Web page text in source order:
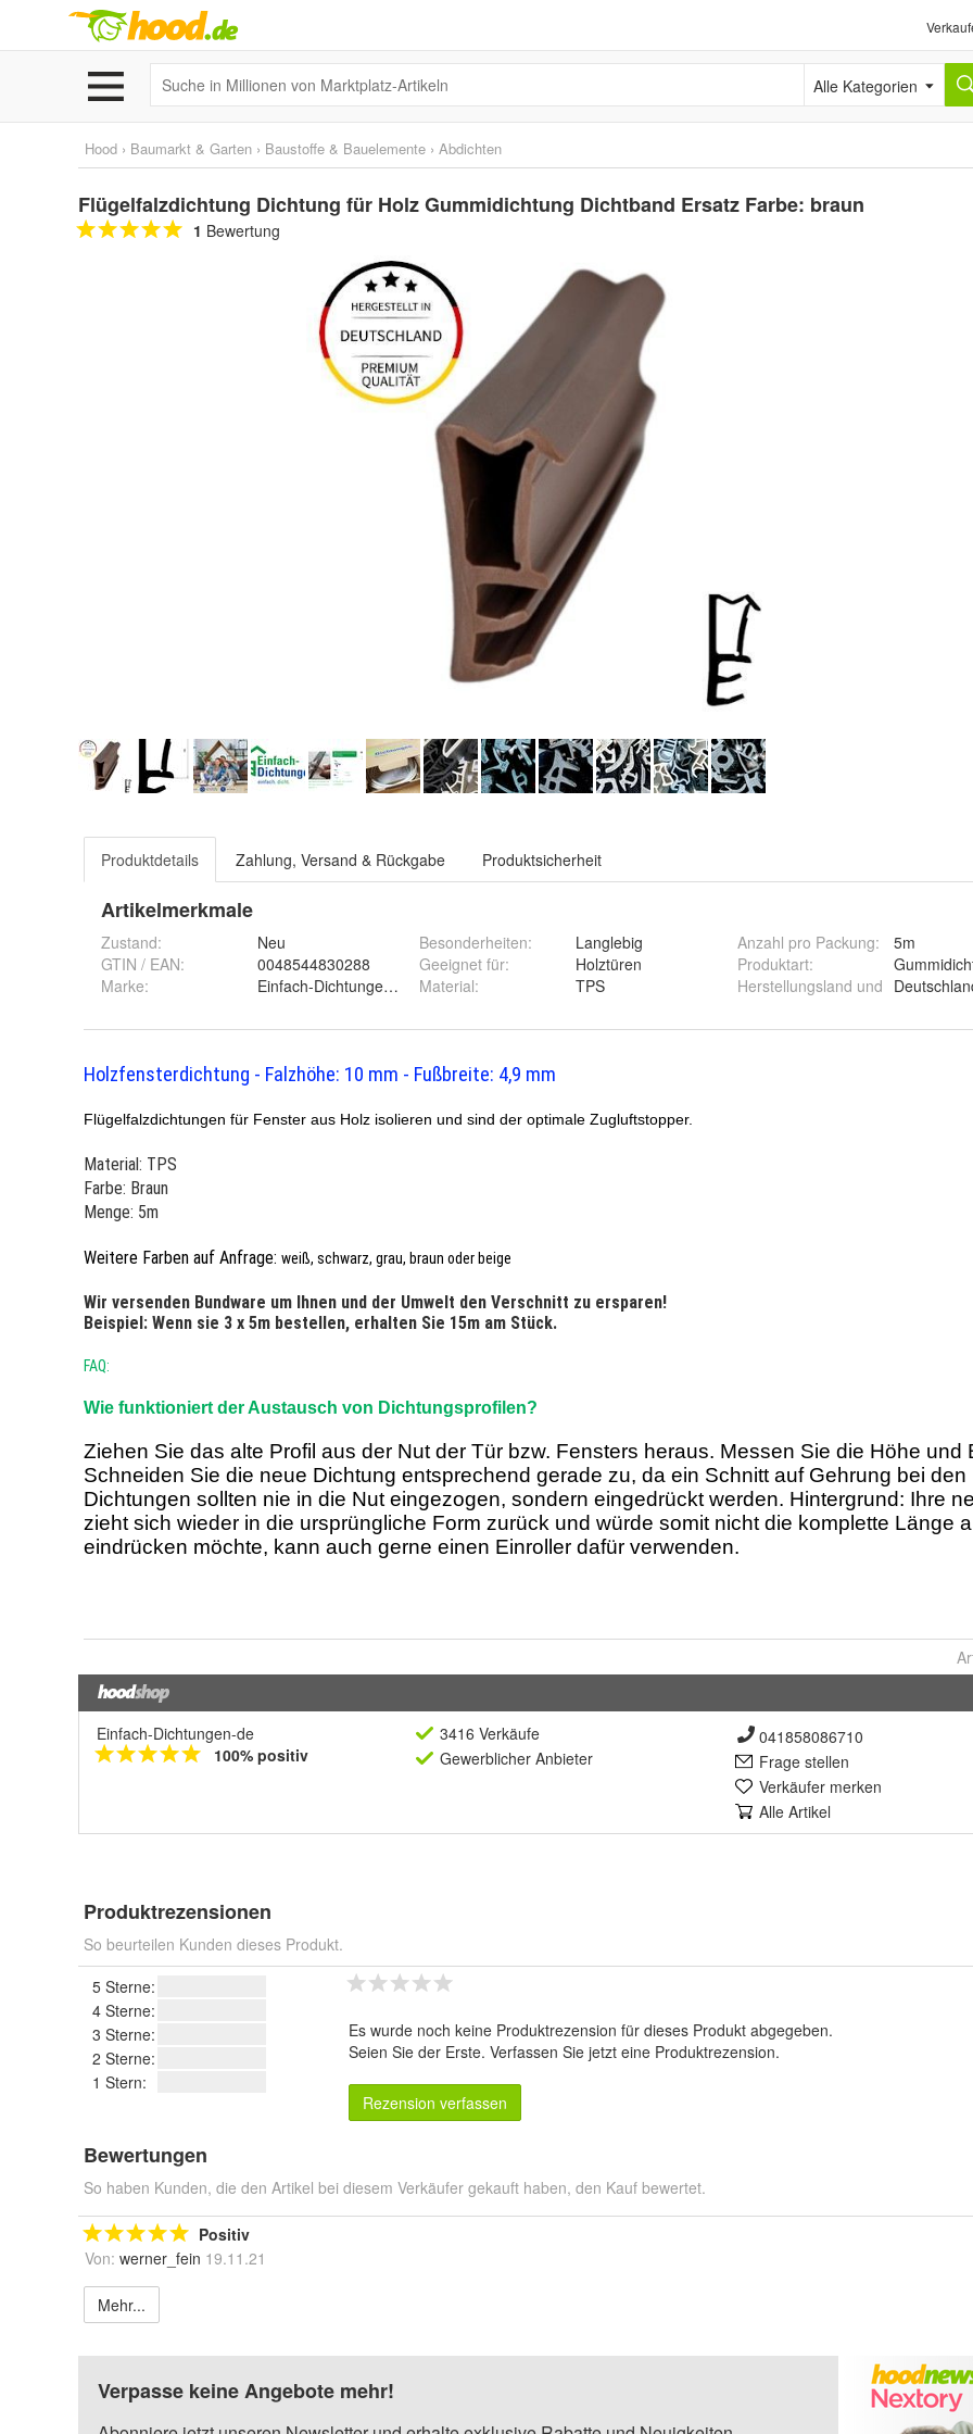
Alle Kategorien
Hood › Baumarkt & Garten › Baustoffe & Bauelemente › Abdichten
Flügelfalzdichtung Dichtung für Holz Gummidichtung Dichtband Ersatz Farbe: braun
1 Bewertung
Produktdetails Zahlung, Versand & Rückgabe Produktsicherheit
Artikelmerkmale
Zustand:
Neu
GTIN / EAN:
0048544830288
Marke:
Einfach-Dichtungen.de
Besonderheiten:
Langlebig
Geeignet für:
Holztüren
Material: TPS
Anzahl pro Packung:
5m
Produktart:
Herstellungsland und
Einfach-Dichtungen-de
100% positiv
3416 Verkäufe
Gewerblicher Anbieter
041858086710
Frage stellen
Verkäufer merken
Alle Artikel
Produktrezensionen
So beurteilen Kunden dieses Produkt.
5 Sterne:
4 Sterne:
3 Sterne:
2 Sterne:
1 Stern:
Es wurde noch keine Produktrezension für dieses Produkt abgegeben.
Seien Sie der Erste. Verfassen Sie jetzt eine Produktrezension.
Rezension verfassen
Bewertungen
So haben Kunden, die den Artikel bei diesem Verkäufer gekauft haben, den Kauf bewertet.
Positiv
Von: werner_fein 19.11.21
Mehr...
Verpasse keine Angebote mehr!